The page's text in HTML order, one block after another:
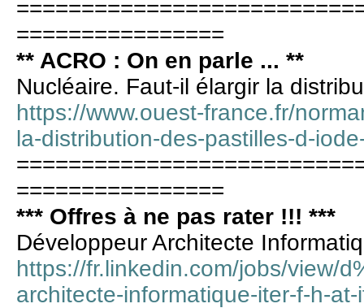
================
** ACRO : On en parle ... **
Nucléaire. Faut-il élargir la
https://www.ouest-france.fr/
la-distribution-des-pastilles-d-
================
*** Offres à ne pas rater !!! ***
Développeur Architecte
https://fr.linkedin.com/jobs/view/
architecte-informatique-iter-f-h-